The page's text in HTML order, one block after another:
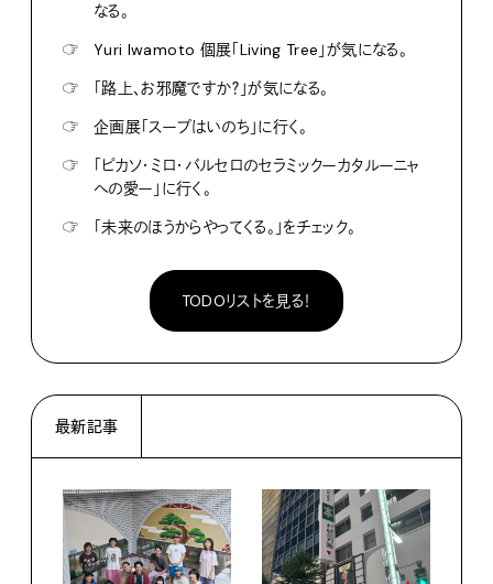
なる。
☞
Yuri Iwamoto 個展「Living Tree」が気になる。
☞
「路上、お邪魔ですか？」が気になる。
☞
企画展「スープはいのち」に行く。
☞
「ピカソ・ミロ・バルセロのセラミックーカタルーニャ
への愛ー」に行く。
☞
「未来のほうからやってくる。」をチェック。
TODOリストを見る！
最新記事